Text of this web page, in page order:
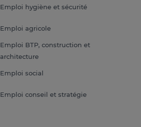
Emploi hygiène et sécurité
Emploi agricole
Emploi BTP, construction et
architecture
Emploi social
Emploi conseil et stratégie